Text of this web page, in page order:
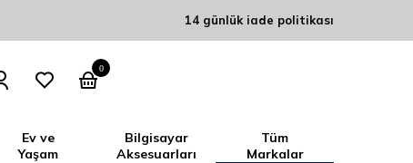
14 günlük iade politikası
0
Ev ve
Yaşam
Bilgisayar
Aksesuarları
Tüm
Markalar